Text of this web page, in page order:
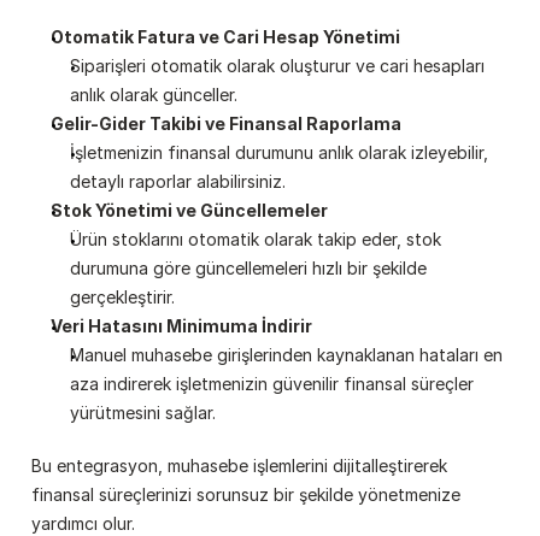
Otomatik Fatura ve Cari Hesap Yönetimi
Siparişleri otomatik olarak oluşturur ve cari hesapları
anlık olarak günceller.
Gelir-Gider Takibi ve Finansal Raporlama
İşletmenizin finansal durumunu anlık olarak izleyebilir,
detaylı raporlar alabilirsiniz.
Stok Yönetimi ve Güncellemeler
Ürün stoklarını otomatik olarak takip eder, stok
durumuna göre güncellemeleri hızlı bir şekilde
gerçekleştirir.
Veri Hatasını Minimuma İndirir
Manuel muhasebe girişlerinden kaynaklanan hataları en
aza indirerek işletmenizin güvenilir finansal süreçler
yürütmesini sağlar.
Bu entegrasyon, muhasebe işlemlerini dijitalleştirerek
finansal süreçlerinizi sorunsuz bir şekilde yönetmenize
yardımcı olur.